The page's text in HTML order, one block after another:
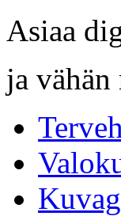
Asiaa
ja